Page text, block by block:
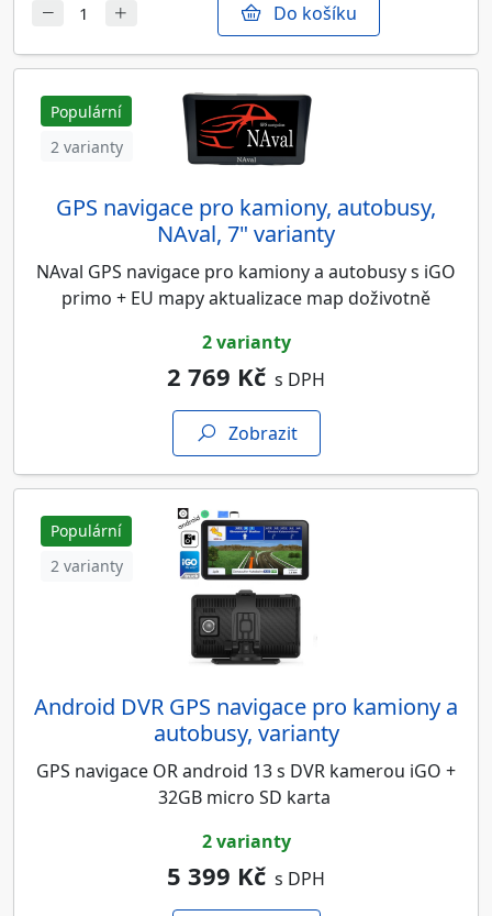
Do košíku
Populární
2 varianty
GPS navigace pro kamiony, autobusy,
NAval, 7" varianty
NAval GPS navigace pro kamiony a autobusy s iGO
primo + EU mapy aktualizace map doživotně
2 varianty
2 769 Kč s DPH
Zobrazit
Populární
2 varianty
Android DVR GPS navigace pro kamiony a
autobusy, varianty
GPS navigace OR android 13 s DVR kamerou iGO +
32GB micro SD karta
2 varianty
5 399 Kč s DPH